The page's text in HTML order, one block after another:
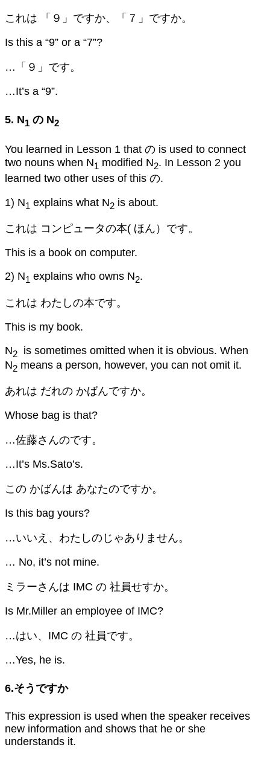
これは 「９」ですか、「７」ですか。
Is this a “9” or a “7”?
…「９」です。
…It’s a “9”.
5. N1 の N2
You learned in Lesson 1 that の is used to connect
two nouns when N1 modified N2. In Lesson 2 you
learned two other uses of this の.
1) N1 explains what N2 is about.
これは コンピュータの本( ほん）です。
This is a book on computer.
2) N1 explains who owns N2.
これは わたしの本です。
This is my book.
N2 is sometimes omitted when it is obvious. When
N2 means a person, however, you can not omit it.
あれは だれの かばんですか。
Whose bag is that?
…佐藤さんのです。
…It’s Ms.Sato’s.
この かばんは あなたのですか。
Is this bag yours?
…いいえ、わたしのじゃありません。
… No, it’s not mine.
ミラーさんは IMC の 社員せすか。
Is Mr.Miller an employee of IMC?
…はい、IMC の 社員です。
…Yes, he is.
6.そうですか
This expression is used when the speaker receives
new information and shows that he or she
understands it.